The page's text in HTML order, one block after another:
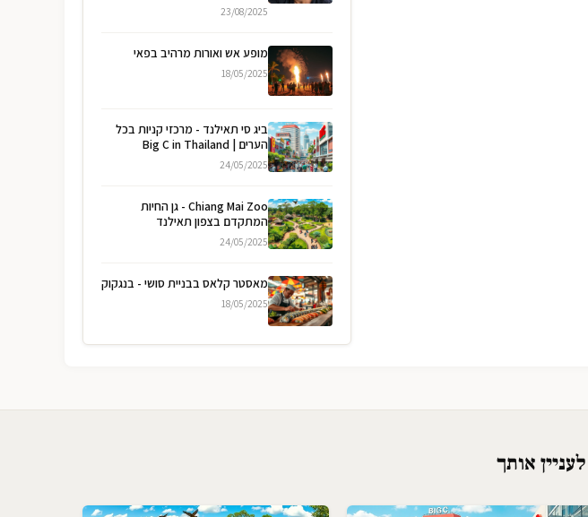
23/08/2025
מופע אש ואורות מרהיב בפאי
18/05/2025
ביג סי תאילנד - מרכזי קניות בכל
הערים | Big C in Thailand
24/05/2025
Chiang Mai Zoo - גן החיות
המתקדם בצפון תאילנד
24/05/2025
מאסטר קלאס בבניית סושי - בנגקוק
18/05/2025
אותך